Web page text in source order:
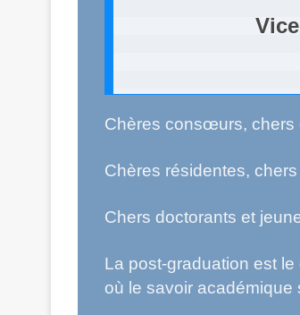
Chères consœurs, chers
Chères résidentes,
Chers doctorants et
La post-graduation est
où le savoir académique